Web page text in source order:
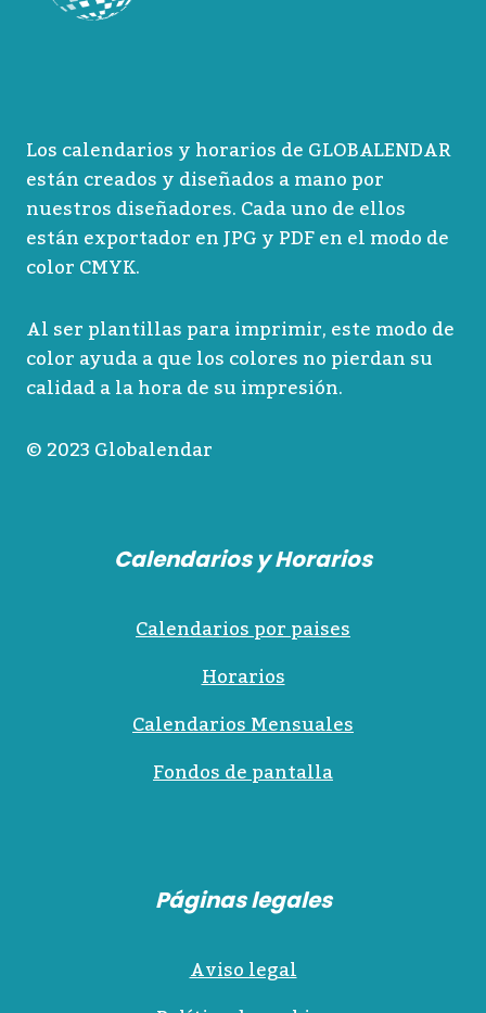
Los calendarios y horarios de GLOBALENDAR
están creados y diseñados a mano por
nuestros diseñadores. Cada uno de ellos
están exportador en JPG y PDF en el modo de
color CMYK.
Al ser plantillas para imprimir, este modo de
color ayuda a que los colores no pierdan su
calidad a la hora de su impresión.
© 2023 Globalendar
Calendarios y Horarios
Calendarios por paises
Horarios
Calendarios Mensuales
Fondos de pantalla
Páginas legales
Aviso legal